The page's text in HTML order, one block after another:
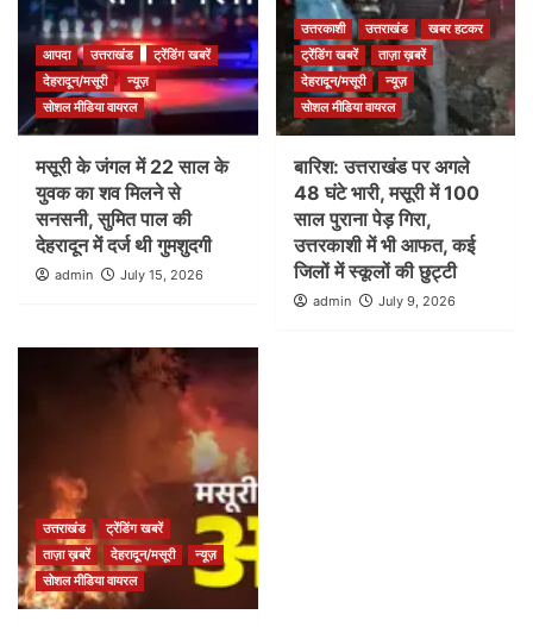
आपदा उत्तराखंड
ट्रेंडिंग खबरें
देहरादून/मसूरी
न्यूज़
सोशल मीडिया वायरल
मसूरी के जंगल में 22 साल के
युवक का शव मिलने से
सनसनी, सुमित पाल की
देहरादून में दर्ज थी गुमशुदगी
admin July 15, 2026
उत्तरकाशी उत्तराखंड
खबर हटकर
ट्रेंडिंग खबरें
ताज़ा ख़बरें
देहरादून/मसूरी
न्यूज़
सोशल मीडिया वायरल
बारिश: उत्तराखंड पर अगले
48 घंटे भारी, मसूरी में 100
साल पुराना पेड़ गिरा,
उत्तरकाशी में भी आफत, कई
जिलों में स्कूलों की छुट्टी
admin July 9, 2026
उत्तराखंड
ट्रेंडिंग खबरें
ताज़ा ख़बरें
देहरादून/मसूरी
न्यूज़
सोशल मीडिया वायरल